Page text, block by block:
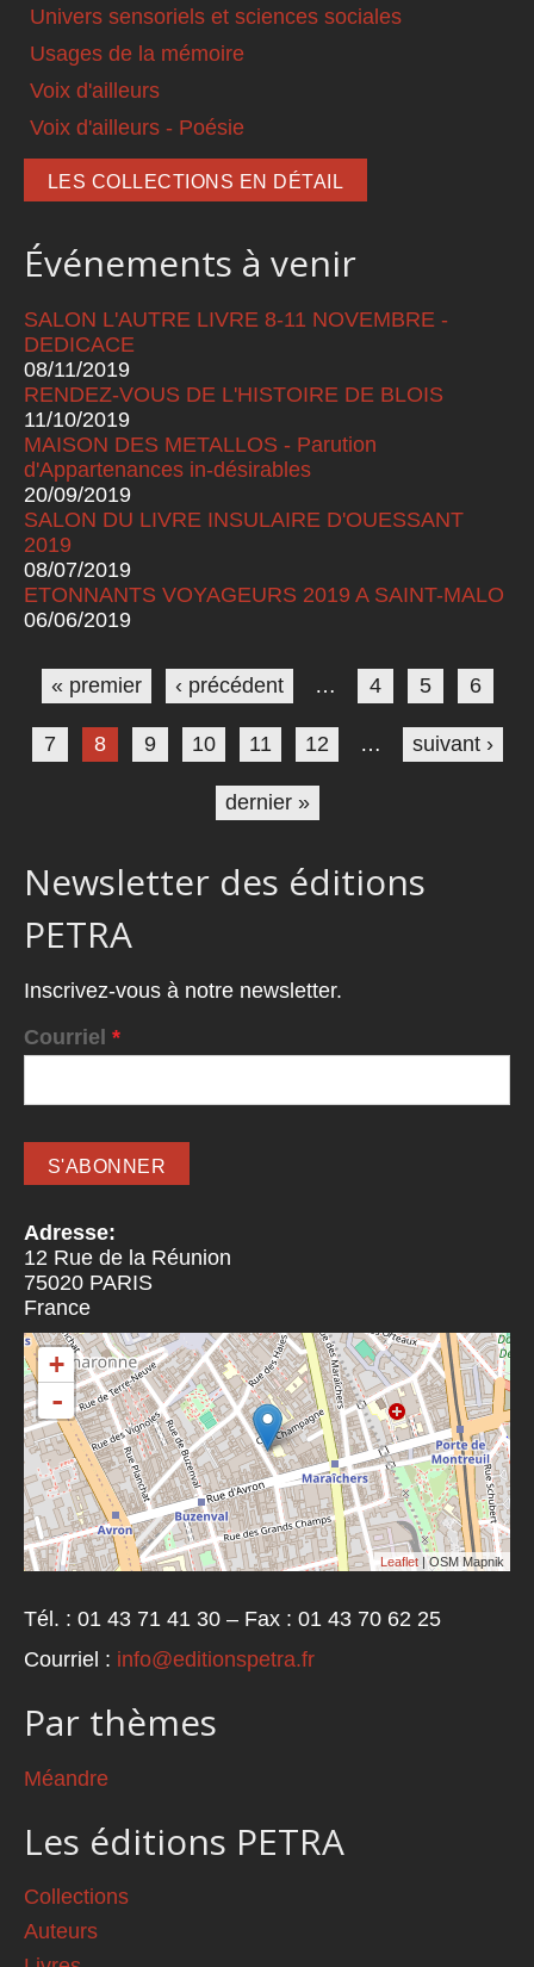
Univers sensoriels et sciences sociales
Usages de la mémoire
Voix d'ailleurs
Voix d'ailleurs - Poésie
LES COLLECTIONS EN DÉTAIL
Événements à venir
SALON L'AUTRE LIVRE 8-11 NOVEMBRE -
DEDICACE
08/11/2019
RENDEZ-VOUS DE L'HISTOIRE DE BLOIS
11/10/2019
MAISON DES METALLOS - Parution
d'Appartenances in-désirables
20/09/2019
SALON DU LIVRE INSULAIRE D'OUESSANT
2019
08/07/2019
ETONNANTS VOYAGEURS 2019 A SAINT-MALO
06/06/2019
Pages
« premier ‹ précédent … 4 5 6
7 8 9 10 11 12 … suivant ›
dernier »
Newsletter des éditions
PETRA
Inscrivez-vous à notre newsletter.
Courriel *
Adresse:
12 Rue de la Réunion
75020 PARIS
France
+
-
Leaflet | OSM Mapnik
Tél. : 01 43 71 41 30 – Fax : 01 43 70 62 25
Courriel : info@editionspetra.fr
Par thèmes
Méandre
Les éditions PETRA
Collections
Auteurs